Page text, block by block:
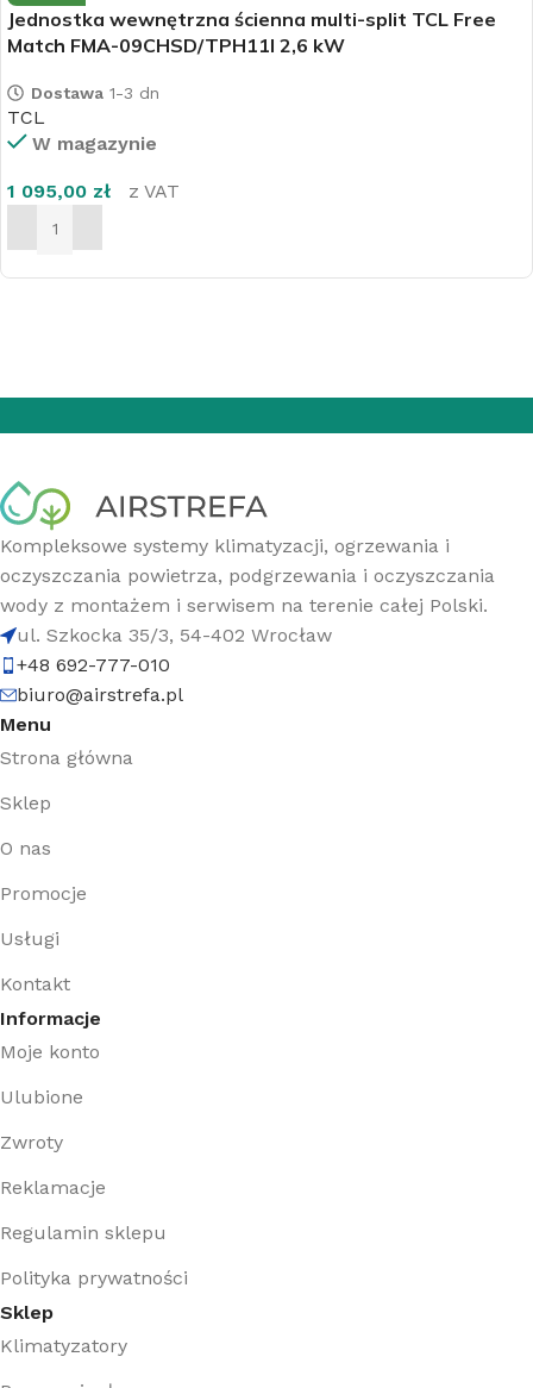
Jednostka wewnętrzna ścienna multi-split TCL Free
Match FMA-09CHSD/TPH11I 2,6 kW
Dostawa 1-3 dn
TCL
W magazynie
1 095,00 zł z VAT
DODAJ DO KOSZYKA
Kompleksowe systemy klimatyzacji, ogrzewania i
oczyszczania powietrza, podgrzewania i oczyszczania
wody z montażem i serwisem na terenie całej Polski.
ul. Szkocka 35/3, 54-402 Wrocław
+48 692-777-010
biuro@airstrefa.pl
Menu
Strona główna
Sklep
O nas
Promocje
Usługi
Kontakt
Informacje
Moje konto
Ulubione
Zwroty
Reklamacje
Regulamin sklepu
Polityka prywatności
Sklep
Klimatyzatory